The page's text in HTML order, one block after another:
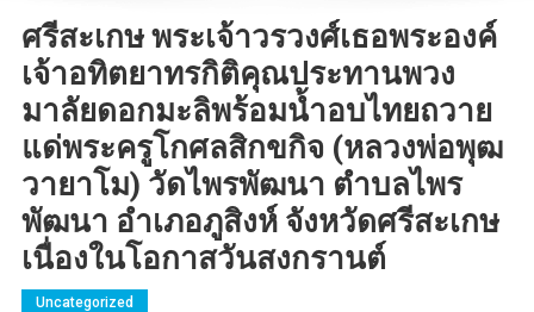
ศรีสะเกษ พระเจ้าวรวงศ์เธอพระองค์
เจ้าอทิตยาทรกิติคุณประทานพวง
มาลัยดอกมะลิพร้อมน้ำอบไทยถวาย
แด่พระครูโกศลสิกขกิจ (หลวงพ่อพุฒ
วายาโม) วัดไพรพัฒนา ตำบลไพร
พัฒนา อำเภอภูสิงห์ จังหวัดศรีสะเกษ
เนื่องในโอกาสวันสงกรานต์
Uncategorized